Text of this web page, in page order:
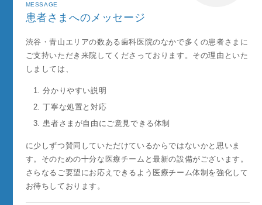
MESSAGE
患者さまへのメッセージ
渋谷・青山エリアの数ある歯科医院のなかで多くの患者さまに
ご支持いただき来院してくださっております。その理由といた
しましては、
分かりやすい説明
丁寧な処置と対応
患者さまが自由にご意見できる体制
に少しずつ賛同していただけているからではないかと思いま
す。そのための十分な医療チームと最新の設備がございます。
さらなるご要望にお応えできるよう医療チーム体制を強化して
お待ちしております。